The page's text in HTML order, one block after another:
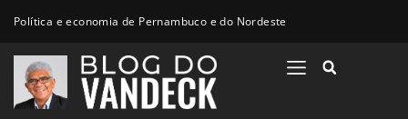
Política e economia de Pernambuco e do Nordeste